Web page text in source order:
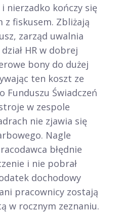
nierzadko kończy się
z fiskusem. Zbliżają
zarząd uwalnia
HR w dobrej
bony do dużej
ten koszt ze
Funduszu Świadczeń
w zespole
nie zjawia się
Nagle
błędnie
i nie pobrał
dochodowy
pracownicy zostają
w rocznym zeznaniu.